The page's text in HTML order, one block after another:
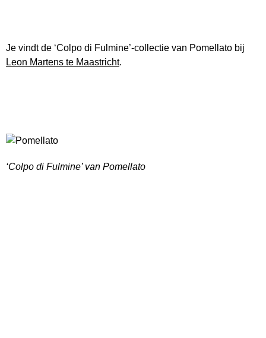
Je vindt de ‘Colpo di Fulmine’-collectie van Pomellato bij
Leon Martens te Maastricht.
‘Colpo di Fulmine’ van Pomellato